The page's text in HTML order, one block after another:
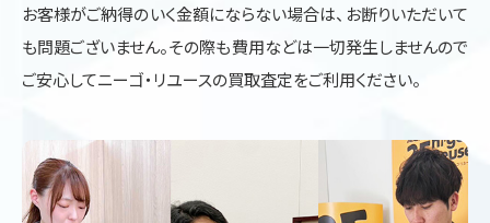
お客様がご納得のいく金額にならない場合は、お断りいただいて
も問題ございません。その際も費用などは一切発生しませんので
ご安心してニーゴ・リユースの買取査定をご利用ください。